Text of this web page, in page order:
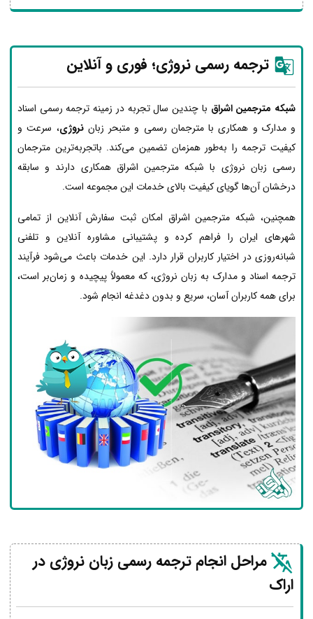
ترجمه رسمی نروژی؛ فوری و آنلاین
شبکه مترجمین اشراق با چندین سال تجربه در زمینه ترجمه رسمی اسناد
و مدارک و همکاری با مترجمان رسمی و متبحر زباننروژی، سرعت و
کیفیت ترجمه را به‌طور همزمان تضمین می‌کند. باتجربه‌ترین مترجمان
رسمی زبان نروژی با شبکه مترجمین اشراق همکاری دارند و سابقه
درخشان آن‌ها گویای کیفیت بالای خدمات این مجموعه است.
همچنین، شبکه مترجمین اشراق امکان ثبت سفارش آنلاین از تمامی
شهرهای ایران را فراهم کرده و پشتیبانی مشاوره آنلاین و تلفنی
شبانه‌روزی در اختیار کاربران قرار دارد. این خدمات باعث می‌شود فرآیند
ترجمه اسناد و مدارک به زبان نروژی، که معمولاً پیچیده و زمان‌بر است،
برای همه کاربران آسان، سریع و بدون دغدغه انجام شود.
مراحل انجام ترجمه رسمی زبان نروژی در
اراک